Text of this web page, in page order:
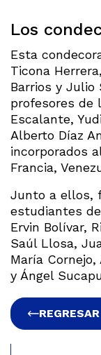
Los
Esta
Ticona
Barrios y Julio
profesores de
Escalante,
Alberto Díaz
incorporados
Francia,
Junto a ellos,
estudiantes
Ervin Bolívar,
Saúl Llosa,
María
y Ángel
REGRESAR